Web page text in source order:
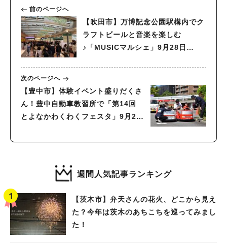
前のページへ
【吹田市】万博記念公園駅構内でク
ラフトビールと音楽を楽しむ
♪「MUSICマルシェ」9月28日
次のページへ
【豊中市】体験イベント盛りだくさ
ん！豊中自動車教習所で「第14回
とよなかわくわくフェスタ」9月29
週間人気記事ランキング
【茨木市】弁天さんの花火、どこから見え
た？今年は茨木のあちこちを巡ってみまし
た！